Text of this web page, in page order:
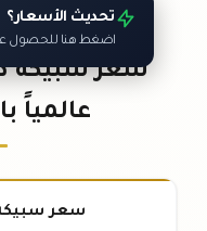
تحديث الأسعار؟
اضغط هنا للحصول
عالمياً
سعر سبيكة ذهب